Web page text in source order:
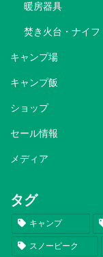
暖房器具
焚き火台・ナイフ
キャンプ場
キャンプ飯
ショップ
セール情報
メディア
タグ
キャンプ
スノーピーク